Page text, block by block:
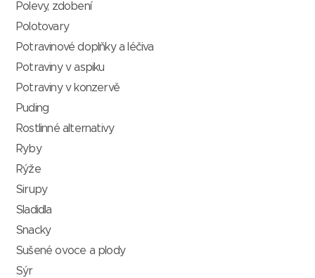
Polevy, zdobení
Polotovary
Potravinové doplňky a léčiva
Potraviny v aspiku
Potraviny v konzervě
Puding
Rostlinné alternativy
Ryby
Rýže
Sirupy
Sladidla
Snacky
Sušené ovoce a plody
Sýr